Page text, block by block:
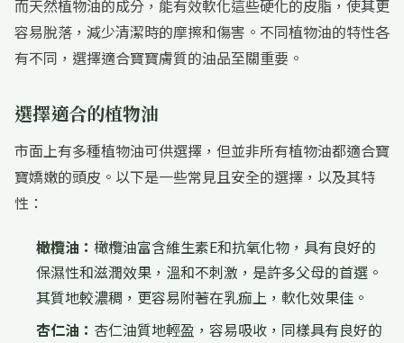
而天然植物油的成分，能有效軟化這些硬化的皮脂，使其更
容易脫落，減少清潔時的摩擦和傷害。不同植物油的特性各
有不同，選擇適合寶寶膚質的油品至關重要。
選擇適合的植物油
市面上有多種植物油可供選擇，但並非所有植物油都適合寶
寶嬌嫩的頭皮。以下是一些常見且安全的選擇，以及其特
性：
橄欖油： 橄欖油富含維生素E和抗氧化物，具有良好的
保濕性和滋潤效果，溫和不刺激，是許多父母的首選。
其質地較濃稠，更容易附著在乳痂上，軟化效果佳。
杏仁油： 杏仁油質地輕盈，容易吸收，同樣具有良好的